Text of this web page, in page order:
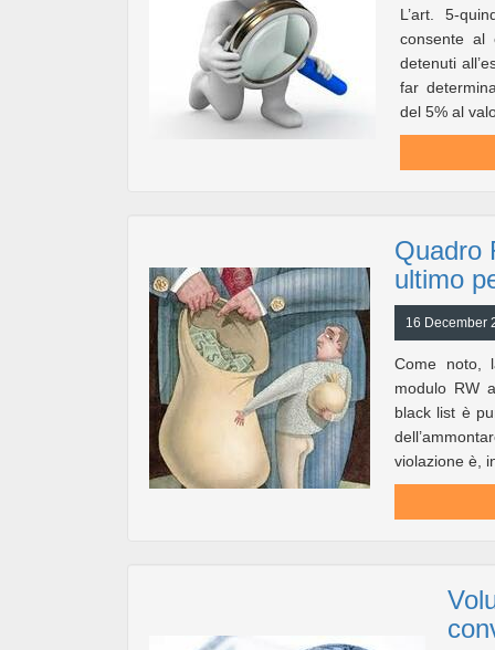
L’art. 5-
consente al
detenuti
far
del 5% al
Quadro
ultimo
16 December
Come noto,
modulo RW
black list è
violazione è,